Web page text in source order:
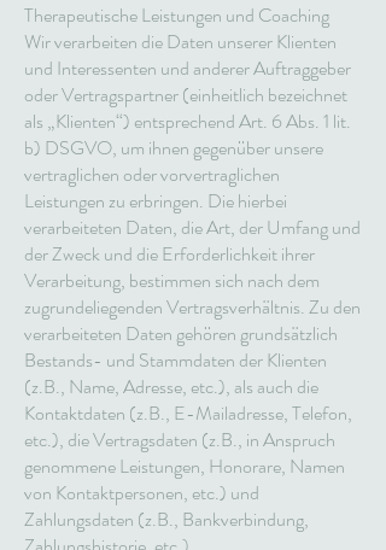
Therapeutische Leistungen und Coaching
Wir verarbeiten die Daten unserer Klienten
und Interessenten und anderer Auftraggeber
oder Vertragspartner (einheitlich bezeichnet
als „Klienten“) entsprechend Art. 6 Abs. 1 lit.
b) DSGVO, um ihnen gegenüber unsere
vertraglichen oder vorvertraglichen
Leistungen zu erbringen. Die hierbei
verarbeiteten Daten, die Art, der Umfang und
der Zweck und die Erforderlichkeit ihrer
Verarbeitung, bestimmen sich nach dem
zugrundeliegenden Vertragsverhältnis. Zu den
verarbeiteten Daten gehören grundsätzlich
Bestands- und Stammdaten der Klienten
(z.B., Name, Adresse, etc.), als auch die
Kontaktdaten (z.B., E-Mailadresse, Telefon,
etc.), die Vertragsdaten (z.B., in Anspruch
genommene Leistungen, Honorare, Namen
von Kontaktpersonen, etc.) und
Zahlungsdaten (z.B., Bankverbindung,